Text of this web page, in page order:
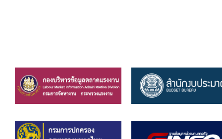
ติดต่อ